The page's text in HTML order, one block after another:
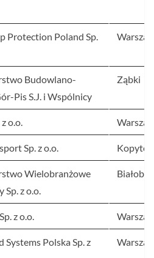
Protection Poland Sp.
Budowlano-
Pis S.J. i Wspólnicy
Ząbki
o.o.
Sp. z o.o.
Wielobranżowe
Sp. z o.o.
z o.o.
Systems Polska Sp. z